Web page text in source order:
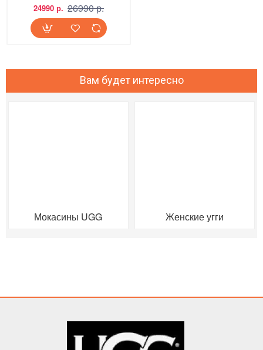
24990 р. 26990 р.
Вам будет интересно
Мокасины UGG Женские угги